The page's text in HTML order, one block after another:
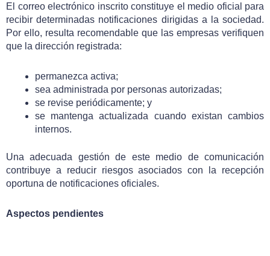
El correo electrónico inscrito constituye el medio oficial para
recibir determinadas notificaciones dirigidas a la sociedad.
Por ello, resulta recomendable que las empresas verifiquen
que la dirección registrada:
permanezca activa;
sea administrada por personas autorizadas;
se revise periódicamente; y
se mantenga actualizada cuando existan cambios
internos.
Una adecuada gestión de este medio de comunicación
contribuye a reducir riesgos asociados con la recepción
oportuna de notificaciones oficiales.
Aspectos pendientes